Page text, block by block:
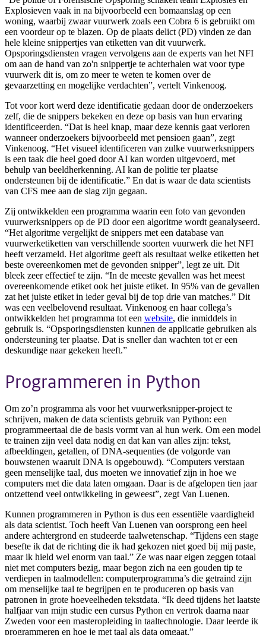
Explosieven vaak in na bijvoorbeeld een bomaanslag op een
woning, waarbij zwaar vuurwerk zoals een Cobra 6 is gebruikt om
een voordeur op te blazen. Op de plaats delict (PD) vinden ze dan
hele kleine snippertjes van etiketten van dit vuurwerk.
Opsporingsdiensten vragen vervolgens aan de experts van het NFI
om aan de hand van zo'n snippertje te achterhalen wat voor type
vuurwerk dit is, om zo meer te weten te komen over de
gevaarzetting en mogelijke verdachten”, vertelt Vinkenoog.
Tot voor kort werd deze identificatie gedaan door de onderzoekers
zelf, die de snippers bekeken en deze op basis van hun ervaring
identificeerden. “Dat is heel knap, maar deze kennis gaat verloren
wanneer onderzoekers bijvoorbeeld met pensioen gaan”, zegt
Vinkenoog. “Het visueel identificeren van zulke vuurwerksnippers
is een taak die heel goed door AI kan worden uitgevoerd, met
behulp van beeldherkenning. AI kan de politie ter plaatse
ondersteunen bij de identificatie.” En dat is waar de data scientists
van CFS mee aan de slag zijn gegaan.
Zij ontwikkelden een programma waarin een foto van gevonden
vuurwerksnippers op de PD door een algoritme wordt geanalyseerd.
“Het algoritme vergelijkt de snippers met een database van
vuurwerketiketten van verschillende soorten vuurwerk die het NFI
heeft verzameld. Het algoritme geeft als resultaat welke etiketten het
beste overeenkomen met de gevonden snipper”, legt ze uit. Dit
bleek zeer effectief te zijn. “In de meeste gevallen was het meest
overeenkomende etiket ook het juiste etiket. In 95% van de gevallen
zat het juiste etiket in ieder geval bij de top drie van matches.” Dit
was een veelbelovend resultaat. Vinkenoog en haar collega’s
ontwikkelden het programma tot een website, die inmiddels in
gebruik is. “Opsporingsdiensten kunnen de applicatie gebruiken als
ondersteuning ter plaatse. Dat is sneller dan wachten tot er een
deskundige naar gekeken heeft.”
Programmeren in Python
Om zo’n programma als voor het vuurwerksnipper-project te
schrijven, maken de data scientists gebruik van Python: een
programmeertaal die de basis vormt van al hun werk. Om een model
te trainen zijn veel data nodig en dat kan van alles zijn: tekst,
afbeeldingen, getallen, of DNA-sequenties (de volgorde van
bouwstenen waaruit DNA is opgebouwd). “Computers verstaan
geen menselijke taal, dus moeten we innovatief zijn in hoe we
computers met die data laten omgaan. Daar is de afgelopen tien jaar
ontzettend veel ontwikkeling in geweest”, zegt Van Luenen.
Kunnen programmeren in Python is dus een essentiële vaardigheid
als data scientist. Toch heeft Van Luenen van oorsprong een heel
andere achtergrond en studeerde taalwetenschap. “Tijdens een stage
besefte ik dat de richting die ik had gekozen niet goed bij mij paste,
maar ik hield wel enorm van taal.” Ze was naar eigen zeggen totaal
niet met computers bezig, maar begon zich na een gouden tip te
verdiepen in taalmodellen: computerprogramma’s die getraind zijn
om menselijke taal te begrijpen en te produceren op basis van
patronen in grote hoeveelheden tekstdata. “Ik deed tijdens het laatste
halfjaar van mijn studie een cursus Python en vertrok daarna naar
Zweden voor een masteropleiding in taaltechnologie. Daar leerde ik
programmeren en hoe je met taal als data omgaat.”